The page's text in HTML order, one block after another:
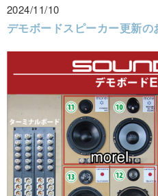
2024/11/10
デモボードスピーカー更新の